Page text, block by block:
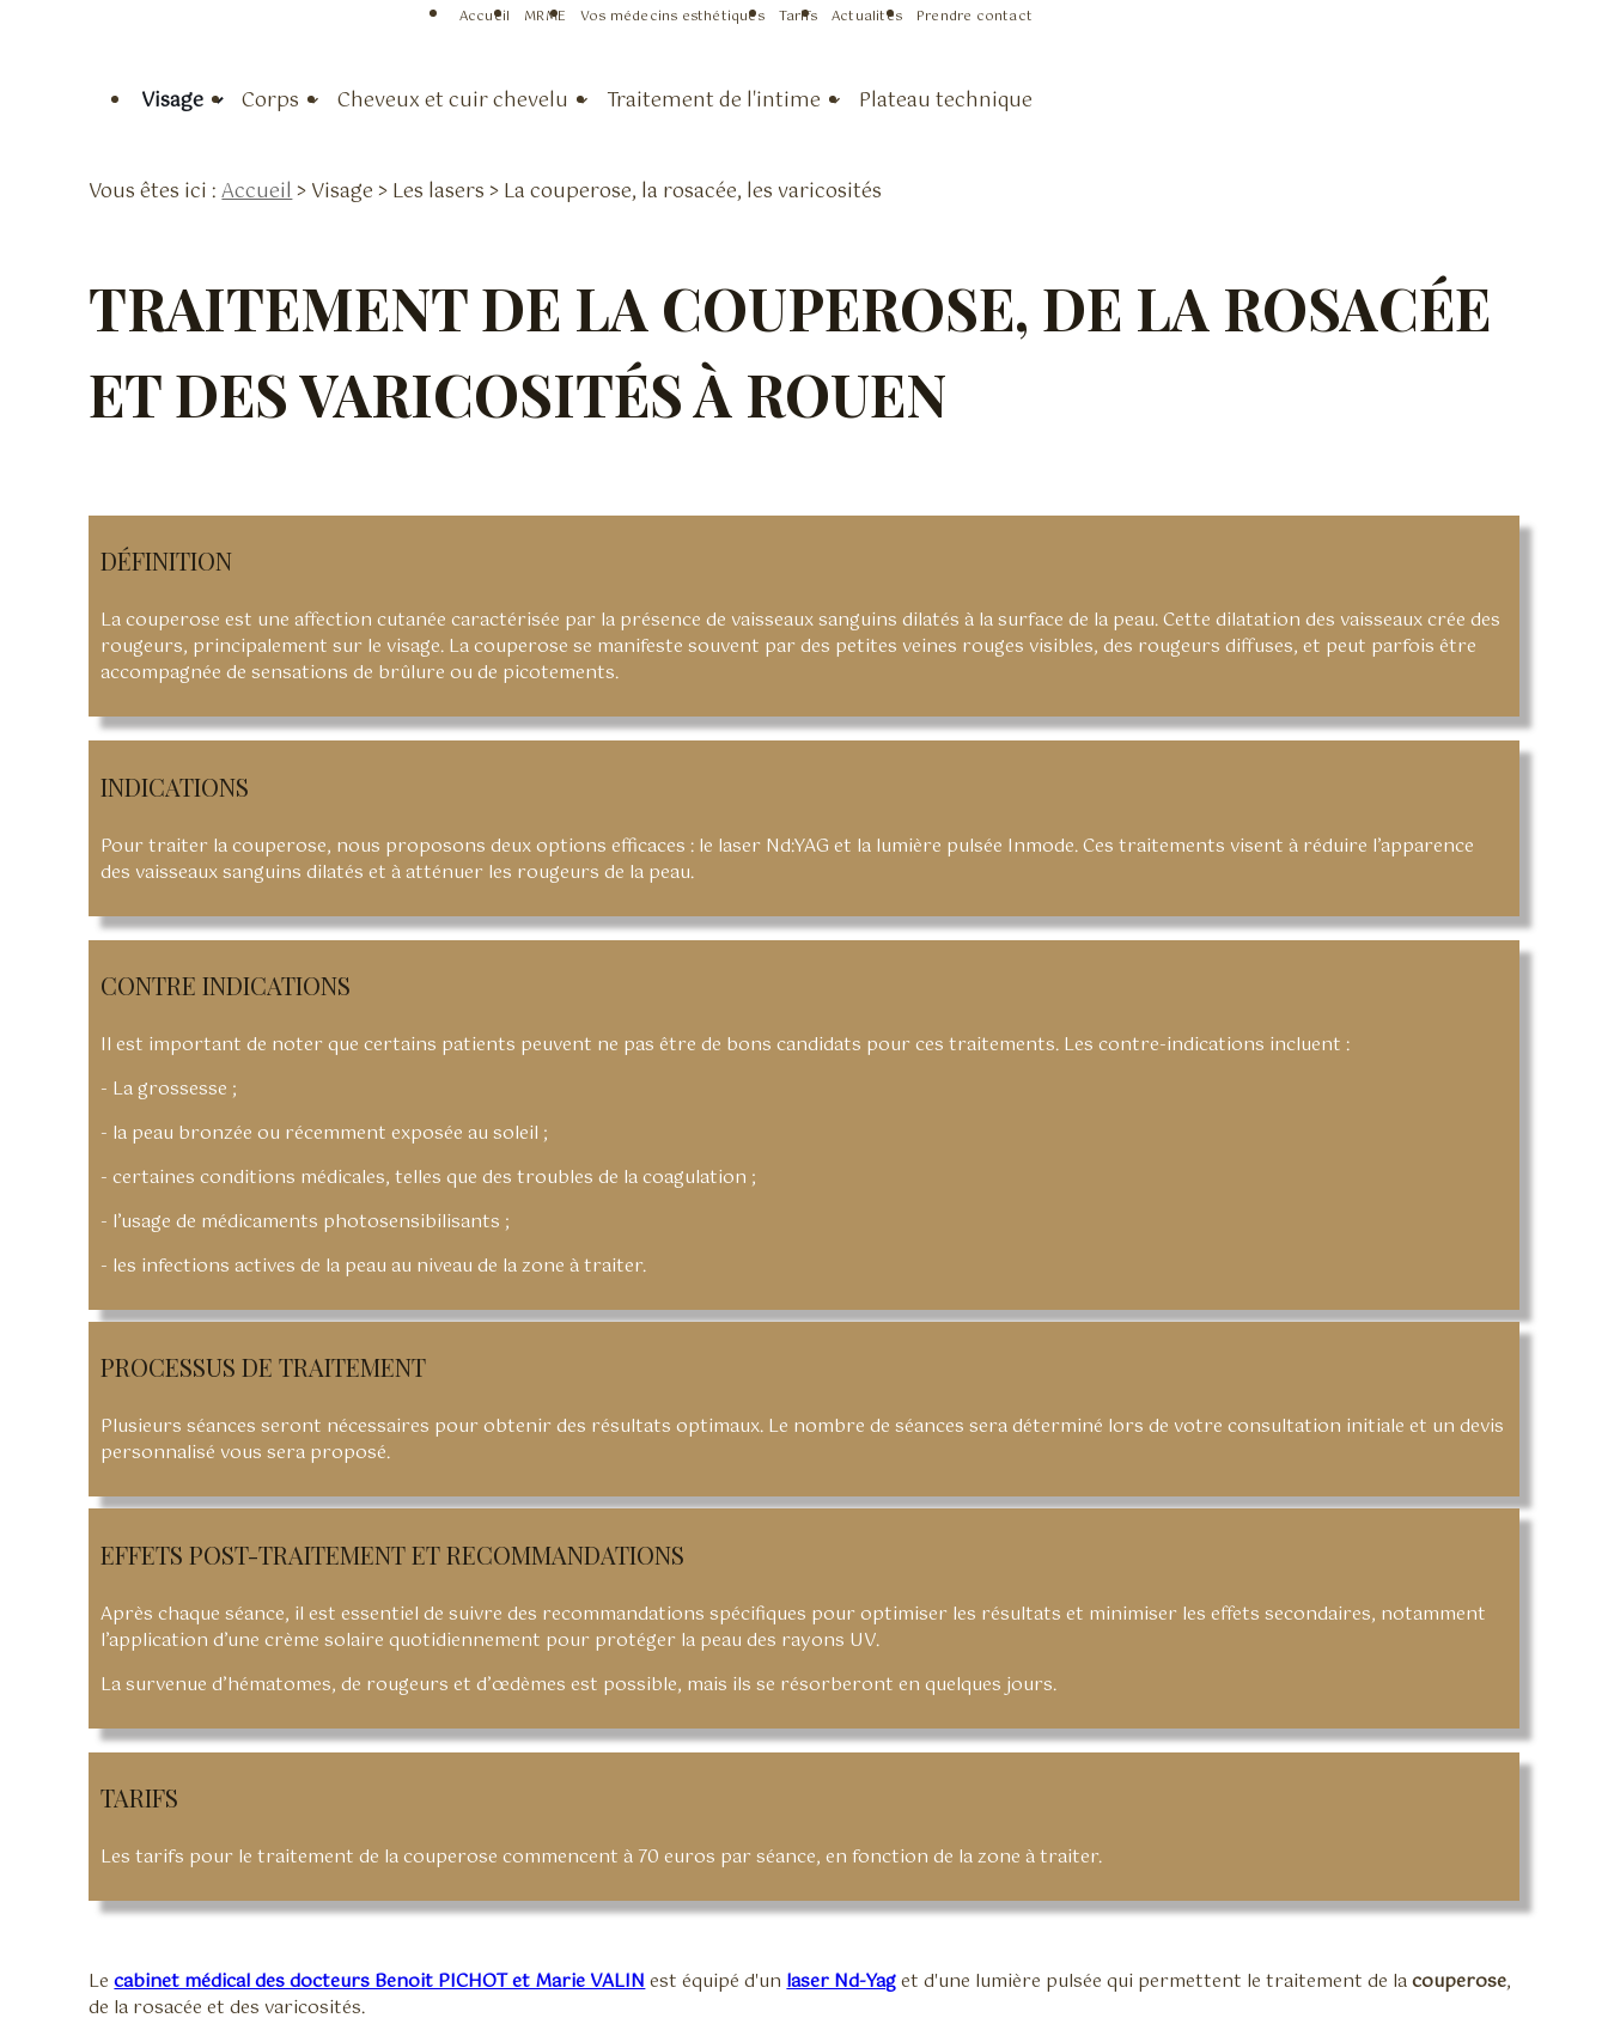
Accueil MRME Vos médecins esthétiques Tarifs Actualités Prendre contact
Visage Corps Cheveux et cuir chevelu Traitement de l'intime Plateau technique
Vous êtes ici : Accueil>Visage>Les lasers> La couperose, la rosacée, les varicosités
TRAITEMENT DE LA COUPEROSE, DE LA ROSACÉE
ET DES VARICOSITÉS À ROUEN
DÉFINITION
La couperose est une affection cutanée caractérisée par la présence de vaisseaux sanguins dilatés à la surface de la peau. Cette dilatation des vaisseaux crée des
rougeurs, principalement sur le visage. La couperose se manifeste souvent par des petites veines rouges visibles, des rougeurs diffuses, et peut parfois être
accompagnée de sensations de brûlure ou de picotements.
INDICATIONS
Pour traiter la couperose, nous proposons deux options efficaces : le laser Nd:YAG et la lumière pulsée Inmode. Ces traitements visent à réduire l’apparence
des vaisseaux sanguins dilatés et à atténuer les rougeurs de la peau.
CONTRE INDICATIONS
Il est important de noter que certains patients peuvent ne pas être de bons candidats pour ces traitements. Les contre-indications incluent :
- La grossesse ;
- la peau bronzée ou récemment exposée au soleil ;
- certaines conditions médicales, telles que des troubles de la coagulation ;
- l’usage de médicaments photosensibilisants ;
- les infections actives de la peau au niveau de la zone à traiter.
PROCESSUS DE TRAITEMENT
Plusieurs séances seront nécessaires pour obtenir des résultats optimaux. Le nombre de séances sera déterminé lors de votre consultation initiale et un devis
personnalisé vous sera proposé.
EFFETS POST-TRAITEMENT ET RECOMMANDATIONS
Après chaque séance, il est essentiel de suivre des recommandations spécifiques pour optimiser les résultats et minimiser les effets secondaires, notamment
l’application d’une crème solaire quotidiennement pour protéger la peau des rayons UV.
La survenue d’hématomes, de rougeurs et d’œdèmes est possible, mais ils se résorberont en quelques jours.
TARIFS
Les tarifs pour le traitement de la couperose commencent à 70 euros par séance, en fonction de la zone à traiter.
Lecabinet médical des docteurs Benoit PICHOT et Marie VALINest équipé d'unlaser Nd-Yaget d'une lumière pulsée qui permettent le traitement de lacouperose,
de la rosacée et des varicosités.